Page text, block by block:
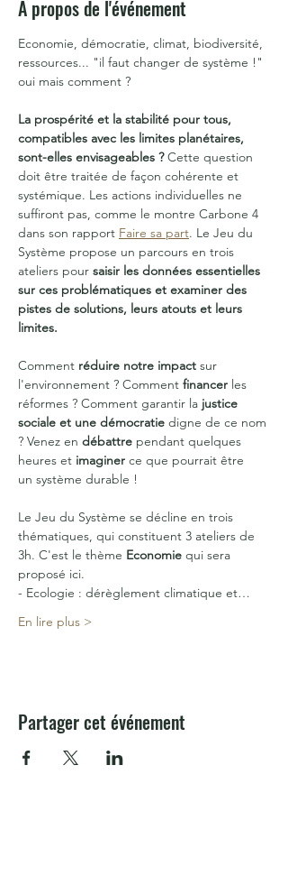
À propos de l'événement
Economie, démocratie, climat, biodiversité,
ressources... "il faut changer de système !"
oui mais comment ?
La prospérité et la stabilité pour tous,
compatibles avec les limites planétaires,
sont-elles envisageables ? Cette question
doit être traitée de façon cohérente et
systémique. Les actions individuelles ne
suffiront pas, comme le montre Carbone 4
dans son rapport Faire sa part. Le Jeu du
Système propose un parcours en trois
ateliers pour saisir les données essentielles
sur ces problématiques et examiner des
pistes de solutions, leurs atouts et leurs
limites.
Comment réduire notre impact sur
l'environnement ? Comment financer les
réformes ? Comment garantir la justice
sociale et une démocratie digne de ce nom
? Venez en débattre pendant quelques
heures et imaginer ce que pourrait être
un système durable !
Le Jeu du Système se décline en trois
thématiques, qui constituent 3 ateliers de
3h. C'est le thème Economie qui sera
proposé ici.
- Ecologie : dérèglement climatique et…
En lire plus >
Partager cet événement